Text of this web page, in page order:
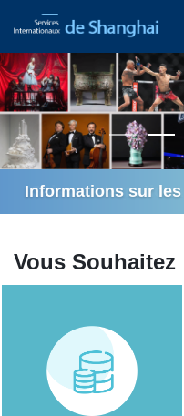
Informations sur
Vous Souhaitez